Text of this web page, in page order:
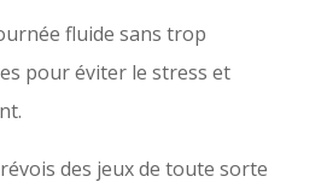
fluide sans trop
pour éviter le stress et
des jeux de toute sorte